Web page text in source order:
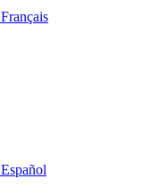
Français
Español